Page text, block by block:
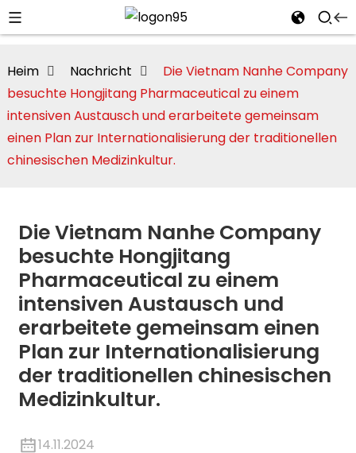
Heim Nachricht
Die Vietnam Nanhe Company
besuchte Hongjitang Pharmaceutical zu einem
intensiven Austausch und erarbeitete gemeinsam
einen Plan zur Internationalisierung der traditionellen
chinesischen Medizinkultur.
Die Vietnam Nanhe Company
besuchte Hongjitang
Pharmaceutical zu einem
intensiven Austausch und
erarbeitete gemeinsam einen
Plan zur Internationalisierung
der traditionellen chinesischen
Medizinkultur.
14.11.2024